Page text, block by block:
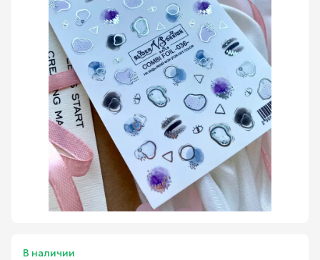
В наличии